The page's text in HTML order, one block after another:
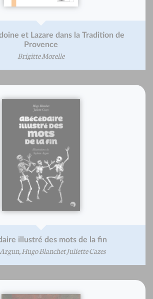
et Lazare dans la Tradition de
Provence
Brigitte Morelle
illustré des mots de la fin
Hugo Blanchet Juliette Cazes